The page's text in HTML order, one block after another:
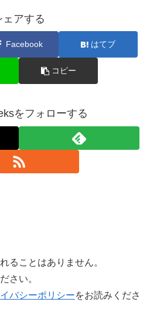
ェアする
Facebook はてブ
コピー
をフォローする
ることはありません。
さい。
バシーポリシーをお読みくださ